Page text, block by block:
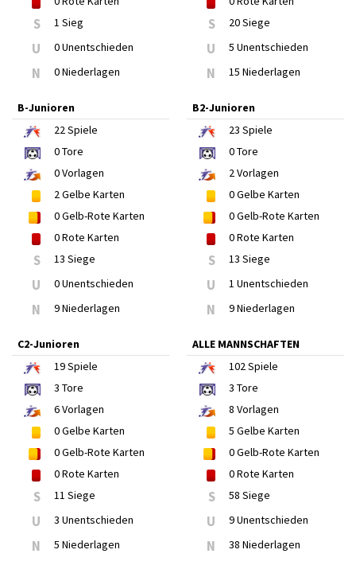
S 1 Sieg
U 0 Unentschieden
N 0 Niederlagen
S 20 Siege
U 5 Unentschieden
N 15 Niederlagen
B-Junioren
22Spiele
0Tore
0Vorlagen
2Gelbe Karten
0Gelb-Rote Karten
0Rote Karten
S 13 Siege
U 0 Unentschieden
N 9 Niederlagen
B2-Junioren
23 Spiele
0Tore
2Vorlagen
0Gelbe Karten
0Gelb-Rote Karten
0Rote Karten
S 13 Siege
U 1 Unentschieden
N 9 Niederlagen
C2-Junioren
19Spiele
3 Tore
6Vorlagen
0Gelbe Karten
0Gelb-Rote Karten
0Rote Karten
S 11 Siege
U 3 Unentschieden
N 5 Niederlagen
ALLE MANNSCHAFTEN
102Spiele
3 Tore
8 Vorlagen
5 Gelbe Karten
0Gelb-Rote Karten
0Rote Karten
S 58 Siege
U 9 Unentschieden
N 38 Niederlagen